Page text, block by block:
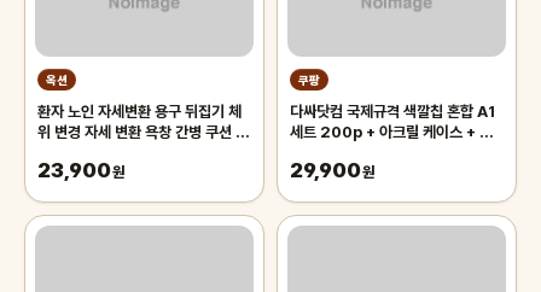
옥션
환자 노인 자세변환 용구 뒤집기 체
위 변경 자세 변환 욕창 간병 쿠션 전
23,900원
쿠팡
다싸닷컴 국제규격 색깔칩 혼합 A1
세트 200p + 아크릴 케이스 + 트
트
29,900원